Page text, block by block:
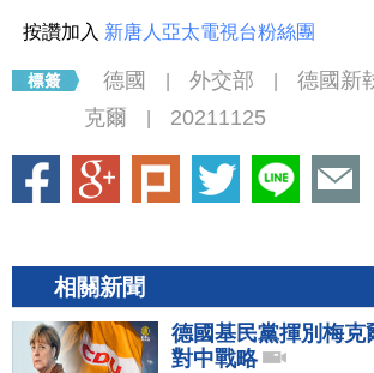
按讚加入 新唐人亞太電視台粉絲團
德國 外交部 德國新
克爾
20211125
相關新聞
德國基民黨揮別梅克
對中戰略